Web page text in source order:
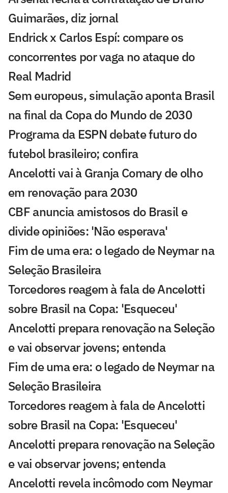
Guimarães, diz jornal
Endrick x Carlos Espí: compare os
concorrentes por vaga no ataque do
Real Madrid
Sem europeus, simulação aponta Brasil
na final da Copa do Mundo de 2030
Programa da ESPN debate futuro do
futebol brasileiro; confira
Ancelotti vai à Granja Comary de olho
em renovação para 2030
CBF anuncia amistosos do Brasil e
divide opiniões: 'Não esperava'
Fim de uma era: o legado de Neymar na
Seleção Brasileira
Torcedores reagem à fala de Ancelotti
sobre Brasil na Copa: 'Esqueceu'
Ancelotti prepara renovação na Seleção
e vai observar jovens; entenda
Fim de uma era: o legado de Neymar na
Seleção Brasileira
Torcedores reagem à fala de Ancelotti
sobre Brasil na Copa: 'Esqueceu'
Ancelotti prepara renovação na Seleção
e vai observar jovens; entenda
Ancelotti revela incômodo com Neymar